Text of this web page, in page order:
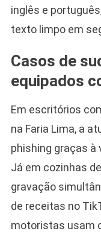
inglês e
texto limpo em
Casos de
equipados
Em escritórios
na Faria Lima, a
phishing graças à
Já em cozinhas
gravação
de receitas no
motoristas usam